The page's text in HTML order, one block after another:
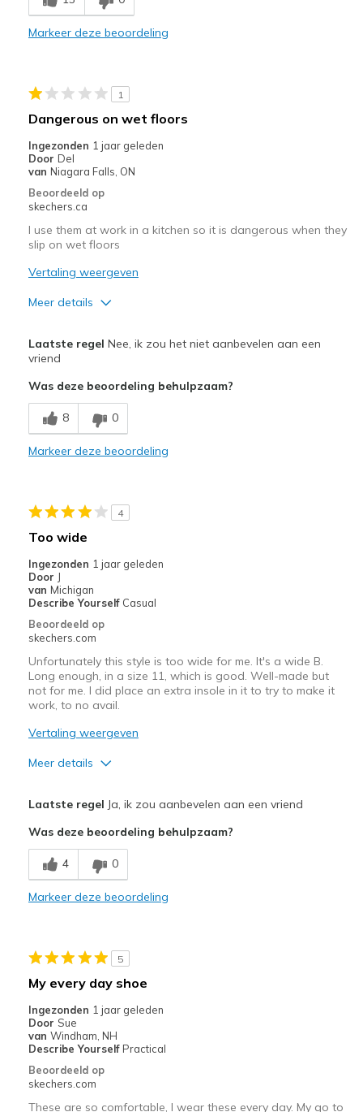
Markeer deze beoordeling
1
Dangerous on wet floors
Ingezonden 1 jaar geleden
Door Del
van Niagara Falls, ON
Beoordeeld op
skechers.ca
I use them at work in a kitchen so it is dangerous when they
slip on wet floors
Vertaling weergeven
Meer details
Attractive Design
Minpunten
No cushioning at sides of feet
Poor Quality
Width
Sizing
Laatste regel Nee, ik zou het niet aanbevelen aan een
vriend
Was deze beoordeling behulpzaam?
8 0
Markeer deze beoordeling
4
Too wide
Ingezonden 1 jaar geleden
Door J
van Michigan
Describe Yourself Casual
Beoordeeld op
skechers.com
Unfortunately this style is too wide for me. It's a wide B.
Long enough, in a size 11, which is good. Well-made but
not for me. I did place an extra insole in it to try to make it
work, to no avail.
Vertaling weergeven
Meer details
Comfortable
Durable
View On Shoes
Laatste regel Ja, ik zou aanbevelen aan een vriend
Was deze beoordeling behulpzaam?
4 0
Markeer deze beoordeling
5
My every day shoe
Ingezonden 1 jaar geleden
Door Sue
van Windham, NH
Describe Yourself Practical
Beoordeeld op
skechers.com
These are so comfortable, I wear these every day. My go to